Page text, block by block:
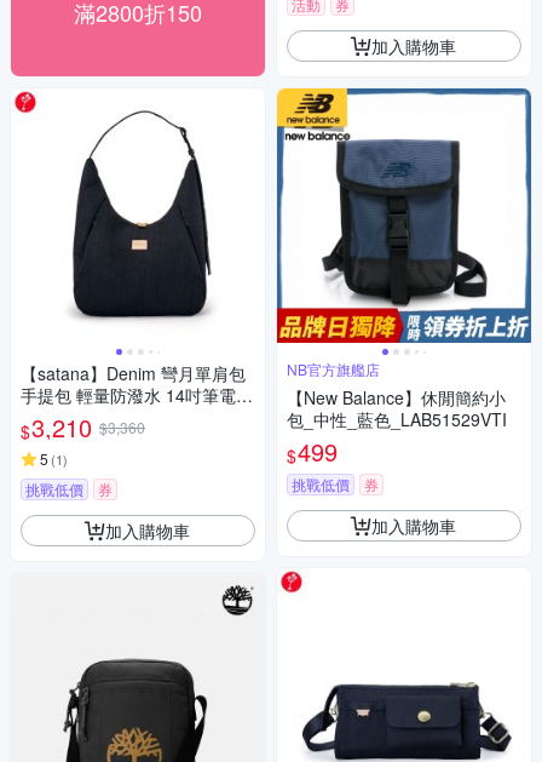
滿2800折150
【satana】Denim 彎月單肩包
手提包 輕量防潑水 14吋筆電
台灣製 SDNN0265 - 丹寧黑
$3,210 $3,360
5 (1)
挑戰低價 券
加入購物車
活動 券
加入購物車
NB官方旗艦店
【New Balance】休閒簡約小
包_中性_藍色_LAB51529VTI
$499
挑戰低價 券
加入購物車